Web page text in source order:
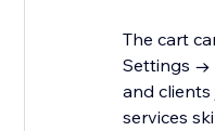
The cart
Settings →
and
services